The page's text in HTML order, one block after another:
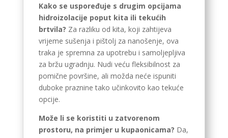
Kako se uspoređuje s drugim opcijama
hidroizolacije poput kita ili tekućih
brtvila? Za razliku od kita, koji zahtijeva
vrijeme sušenja i pištolj za nanošenje, ova
traka je spremna za upotrebu i samoljepljiva
za bržu ugradnju. Nudi veću fleksibilnost za
pomične površine, ali možda neće ispuniti
duboke praznine tako učinkovito kao tekuće
opcije.
Može li se koristiti u zatvorenom
prostoru, na primjer u kupaonicama? Da,